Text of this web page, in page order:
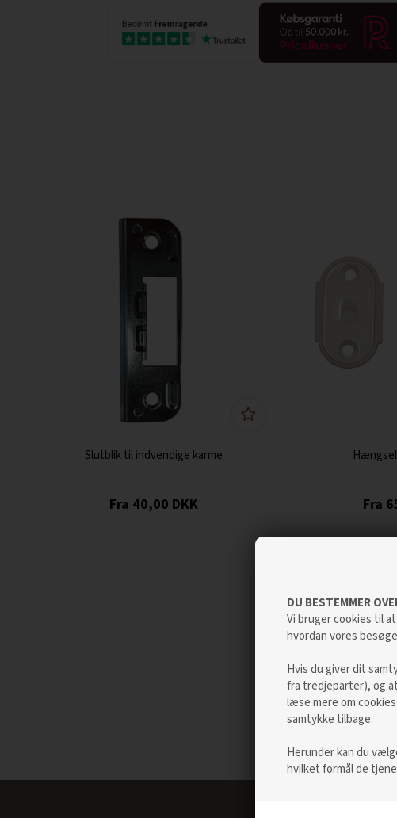
DU BESTEMMER
Vi bruger cookies til
hvordan vores
Hvis du giver dit
fra tredjeparter), og
læse mere om
samtykke tilbage.
Herunder kan du
hvilket formål de
Slutblik til indvendige karme
40,00 DKK